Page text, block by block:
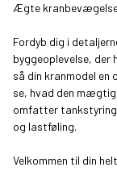
Ægte
Fordyb dig i
byggeoplevelse, der
så din kranmodel en
se, hvad den
omfatter
og lastføling.
Velkommen til din